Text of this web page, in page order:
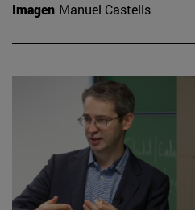
Imagen Manuel Castells